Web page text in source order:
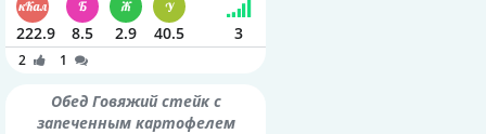
222.9 8.5 2.9 40.5 3
2 1
Обед Говяжий стейк с
запеченным картофелем